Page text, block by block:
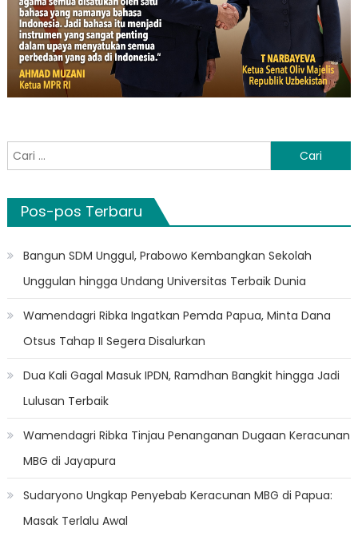
Cari
untuk:
Pos-pos Terbaru
Bangun SDM Unggul, Prabowo Kembangkan Sekolah
Unggulan hingga Undang Universitas Terbaik Dunia
Wamendagri Ribka Ingatkan Pemda Papua, Minta Dana
Otsus Tahap II Segera Disalurkan
Dua Kali Gagal Masuk IPDN, Ramdhan Bangkit hingga Jadi
Lulusan Terbaik
Wamendagri Ribka Tinjau Penanganan Dugaan Keracunan
MBG di Jayapura
Sudaryono Ungkap Penyebab Keracunan MBG di Papua:
Masak Terlalu Awal